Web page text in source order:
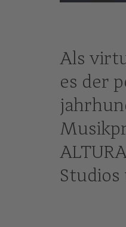
Als
es der